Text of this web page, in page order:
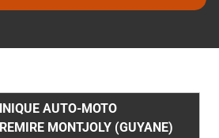
AUTO-MOTO
MONTJOLY (GUYANE)